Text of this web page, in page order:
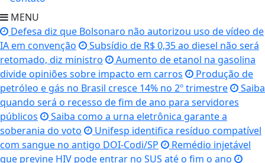
MENU
Defesa diz que Bolsonaro não autorizou uso de vídeo de
IA em convenção
Subsídio de R$ 0,35 ao diesel não será
retomado, diz ministro
Aumento de etanol na gasolina
divide opiniões sobre impacto em carros
Produção de
petróleo e gás no Brasil cresce 14% no 2º trimestre
Saiba
quando será o recesso de fim de ano para servidores
públicos
Saiba como a urna eletrônica garante a
soberania do voto
Unifesp identifica resíduo compatível
com sangue no antigo DOI-Codi/SP
Remédio injetável
que previne HIV pode entrar no SUS até o fim o ano